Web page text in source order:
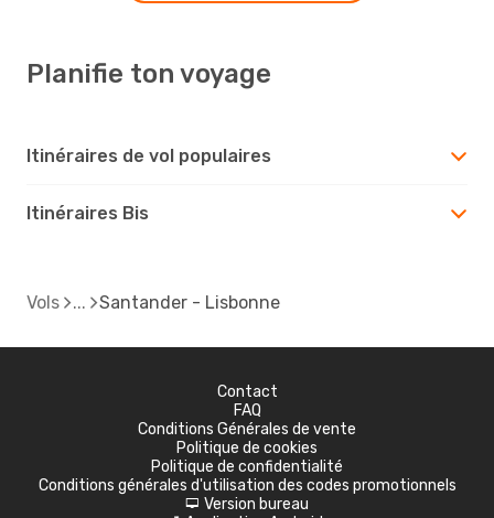
Planifie ton voyage
Itinéraires de vol populaires
Itinéraires Bis
Vols Santander - Lisbonne
Contact
FAQ
Conditions Générales de vente
Politique de cookies
Politique de confidentialité
Conditions générales d'utilisation des codes promotionnels
d Version bureau